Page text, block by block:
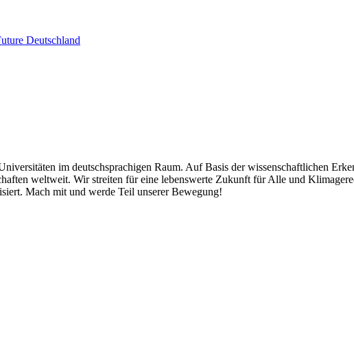
Deutschland
im deutschsprachigen Raum. Auf Basis der wissenschaftlichen
weltweit. Wir streiten für eine lebenswerte Zukunft für Alle und
Mach mit und werde Teil unserer Bewegung!